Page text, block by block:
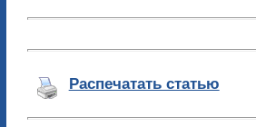
Распечатать статью